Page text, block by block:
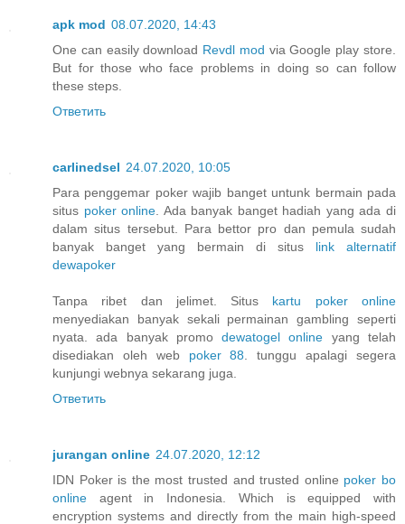
apk mod 08.07.2020, 14:43
One can easily download Revdl mod via Google play store.
But for those who face problems in doing so can follow
these steps.
Ответить
carlinedsel 24.07.2020, 10:05
Para penggemar poker wajib banget untunk bermain pada
situs poker online . Ada banyak banget hadiah yang ada di
dalam situs tersebut. Para bettor pro dan pemula sudah
banyak banget yang bermain di situs link alternatif
dewapoker
Tanpa ribet dan jelimet. Situs kartu poker online
menyediakan banyak sekali permainan gambling seperti
nyata. ada banyak promodewatogel online yang telah
disediakan oleh web poker 88 . tunggu apalagi segera
kunjungi webnya sekarang juga.
Ответить
jurangan online 24.07.2020, 12:12
IDN Poker is the most trusted and trusted online poker bo
online agent in Indonesia. Which is equipped with
encryption systems and directly from the main high-speed